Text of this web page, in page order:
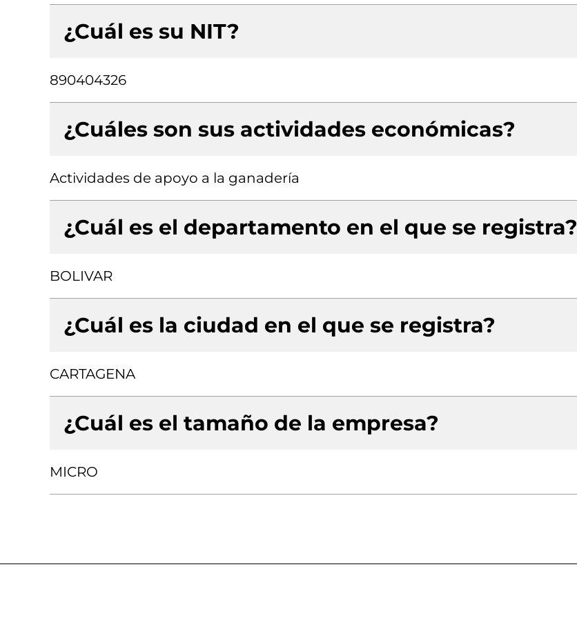
¿Cuál es su NIT?
890404326
¿Cuáles son sus actividades económicas?
Actividades de apoyo a la ganadería
¿Cuál es el departamento en el que se registra?
BOLIVAR
¿Cuál es la ciudad en el que se registra?
CARTAGENA
¿Cuál es el tamaño de la empresa?
MICRO